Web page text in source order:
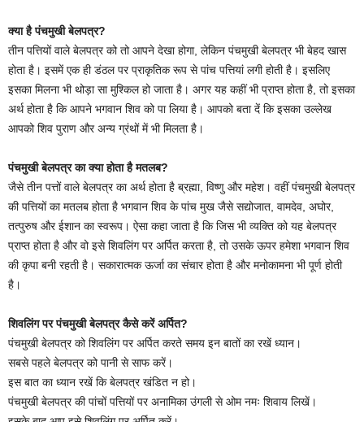
क्या है पंचमुखी बेलपत्र?
तीन पत्तियों वाले बेलपत्र को तो आपने देखा होगा, लेकिन पंचमुखी बेलपत्र भी बेहद खास
होता है। इसमें एक ही डंठल पर प्राकृतिक रूप से पांच पत्तियां लगी होती है। इसलिए
इसका मिलना भी थोड़ा सा मुश्किल हो जाता है। अगर यह कहीं भी प्राप्त होता है, तो इसका
अर्थ होता है कि आपने भगवान शिव को पा लिया है। आपको बता दें कि इसका उल्लेख
आपको शिव पुराण और अन्य ग्रंथों में भी मिलता है।
पंचमुखी बेलपत्र का क्या होता है मतलब?
जैसे तीन पत्तों वाले बेलपत्र का अर्थ होता है ब्रह्मा, विष्णु और महेश। वहीं पंचमुखी बेलपत्र
की पत्तियों का मतलब होता है भगवान शिव के पांच मुख जैसे सद्योजात, वामदेव, अघोर,
तत्पुरुष और ईशान का स्वरूप। ऐसा कहा जाता है कि जिस भी व्यक्ति को यह बेलपत्र
प्राप्त होता है और वो इसे शिवलिंग पर अर्पित करता है, तो उसके ऊपर हमेशा भगवान शिव
की कृपा बनी रहती है। सकारात्मक ऊर्जा का संचार होता है और मनोकामना भी पूर्ण होती
है।
शिवलिंग पर पंचमुखी बेलपत्र कैसे करें अर्पित?
पंचमुखी बेलपत्र को शिवलिंग पर अर्पित करते समय इन बातों का रखें ध्यान।
सबसे पहले बेलपत्र को पानी से साफ करें।
इस बात का ध्यान रखें कि बेलपत्र खंडित न हो।
पंचमुखी बेलपत्र की पांचों पत्तियों पर अनामिका उंगली से ओम नमः शिवाय लिखें।